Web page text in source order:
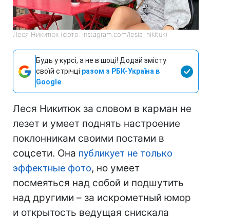
Леся Никитюк (фото: instagram.com/lesia_nikituk)
Будь у курсі, а не в шоці! Додай змісту
своїй стрічці разом з РБК-Україна в
Google
Леся Никитюк за словом в карман не
лезет и умеет поднять настроение
поклонникам своими постами в
соцсети. Она публикует не только
эффектные фото, но умеет
посмеяться над собой и подшутить
над другими – за искрометный юмор
и открытость ведущая снискала